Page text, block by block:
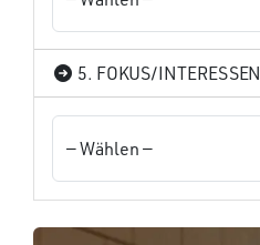
5. FOKUS/INTERESSEN